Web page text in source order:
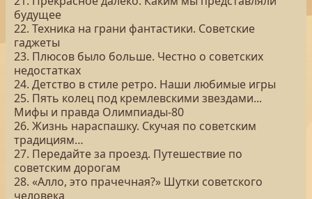
будущее
22. Техника на грани фантастики. Советские
гаджеты
23. Плюсов было больше. Честно о советских
недостатках
24. Детство в стиле ретро. Наши любимые игры
25. Пять колец под кремлевскими звездами...
Мифы и правда Олимпиады-80
26. Жизнь нараспашку. Скучая по советским
традициям…
27. Передайте за проезд. Путешествие по
советским дорогам
28. «Алло, это прачечная?» Шутки советского
человека